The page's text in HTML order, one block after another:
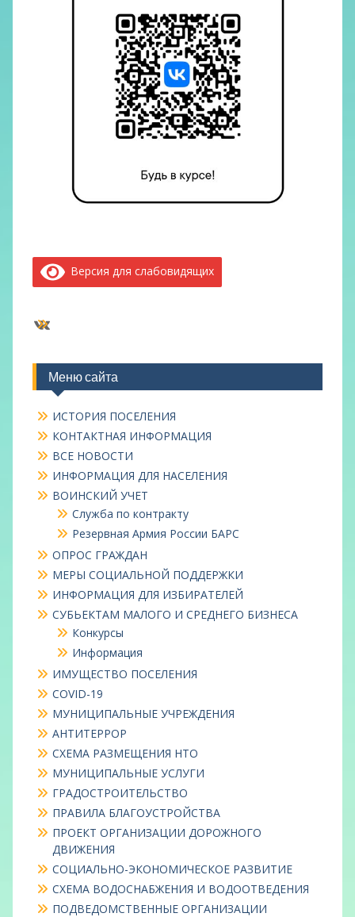
Версия для слабовидящих
ВКонтакте
Меню сайта
ИСТОРИЯ ПОСЕЛЕНИЯ
КОНТАКТНАЯ ИНФОРМАЦИЯ
ВСЕ НОВОСТИ
ИНФОРМАЦИЯ ДЛЯ НАСЕЛЕНИЯ
ВОИНСКИЙ УЧЕТ
Служба по контракту
Резервная Армия России БАРС
ОПРОС ГРАЖДАН
МЕРЫ СОЦИАЛЬНОЙ ПОДДЕРЖКИ
ИНФОРМАЦИЯ ДЛЯ ИЗБИРАТЕЛЕЙ
СУБЬЕКТАМ МАЛОГО И СРЕДНЕГО БИЗНЕСА
Конкурсы
Информация
ИМУЩЕСТВО ПОСЕЛЕНИЯ
COVID-19
МУНИЦИПАЛЬНЫЕ УЧРЕЖДЕНИЯ
АНТИТЕРРОР
СХЕМА РАЗМЕЩЕНИЯ НТО
МУНИЦИПАЛЬНЫЕ УСЛУГИ
ГРАДОСТРОИТЕЛЬСТВО
ПРАВИЛА БЛАГОУСТРОЙСТВА
ПРОЕКТ ОРГАНИЗАЦИИ ДОРОЖНОГО
ДВИЖЕНИЯ
СОЦИАЛЬНО-ЭКОНОМИЧЕСКОЕ РАЗВИТИЕ
СХЕМА ВОДОСНАБЖЕНИЯ И ВОДООТВЕДЕНИЯ
ПОДВЕДОМСТВЕННЫЕ ОРГАНИЗАЦИИ